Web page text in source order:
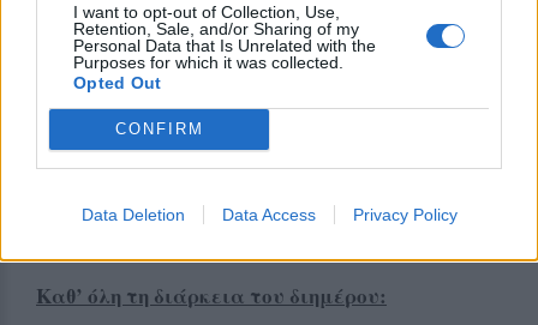
I want to opt-out of Collection, Use,
Retention, Sale, and/or Sharing of my
Personal Data that Is Unrelated with the
Purposes for which it was collected.
Opted Out
CONFIRM
Data Deletion Data Access Privacy Policy
Καθ’ όλη τη διάρκεια του διημέρου: